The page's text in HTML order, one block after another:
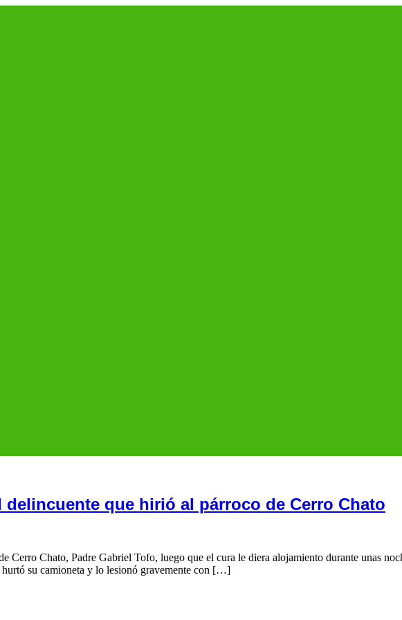
delincuente que hirió al párroco de Cerro Chato
Cerro Chato, Padre Gabriel Tofo, luego que el cura le diera alojamiento durante unas
hurtó su camioneta y lo lesionó gravemente con […]